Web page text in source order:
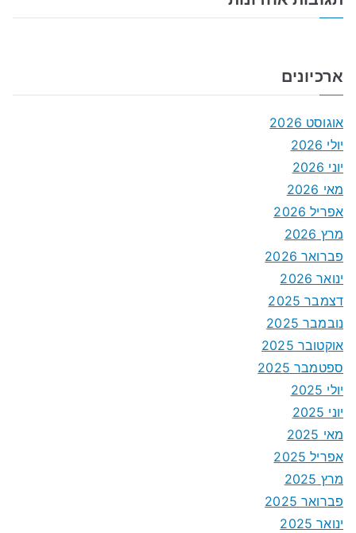
ארכיונים
אוגוסט 2026
יולי 2026
יוני 2026
מאי 2026
אפריל 2026
מרץ 2026
פברואר 2026
ינואר 2026
דצמבר 2025
נובמבר 2025
אוקטובר 2025
ספטמבר 2025
יולי 2025
יוני 2025
מאי 2025
אפריל 2025
מרץ 2025
פברואר 2025
ינואר 2025